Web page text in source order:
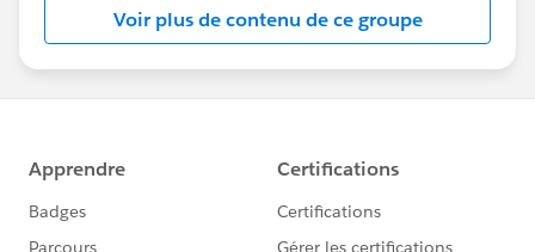
Voir plus de contenu de ce groupe